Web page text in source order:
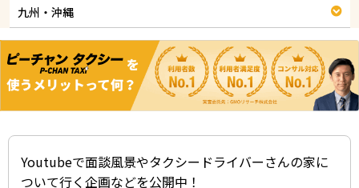
九州・沖縄
Youtubeで面談風景やタクシードライバーさんの家に
ついて行く企画などを公開中！